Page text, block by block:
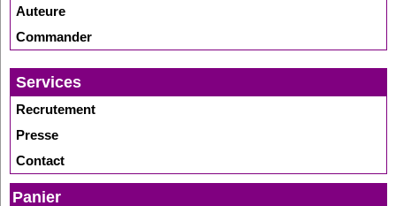
Auteure
Commander
Services
Recrutement
Presse
Contact
Panier